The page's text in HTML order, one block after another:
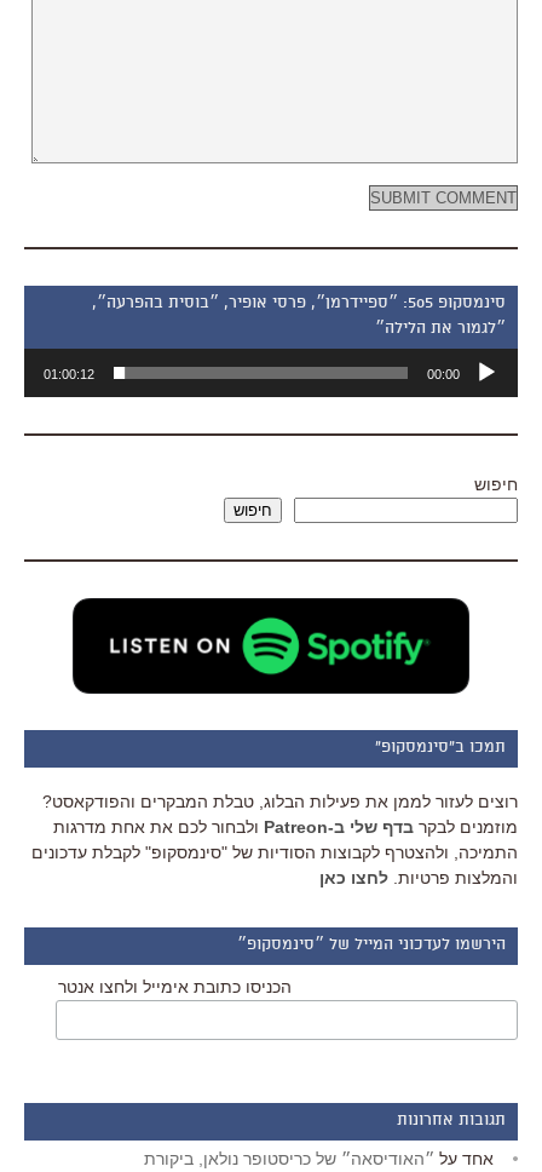
סינמסקופ 505: ״ספיידרמן״, פרסי אופיר, ״בוסית בהפרעה״,
״לגמור את הלילה״
אודיו
00:00
01:00:12
חיפוש
חיפוש
תמכו ב"סינמסקופ"
רוצים לעזור לממן את פעילות הבלוג, טבלת המבקרים והפודקאסט?
מוזמנים לבקר בדף שלי ב-Patreon
ולבחור לכם את אחת מדרגות
התמיכה, ולהצטרף לקבוצות הסודיות של "סינמסקופ" לקבלת עדכונים
והמלצות פרטיות. לחצו כאן
הירשמו לעדכוני המייל של ״סינמסקופ״
הכניסו כתובת אימייל ולחצו אנטר
תגובות אחרונות
אחד על ״האודיסאה״ של כריסטופר נולאן, ביקורת